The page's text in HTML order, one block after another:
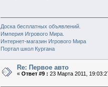
Доска бесплатных объявлений.
Империя Игрового Мира.
Интернет-магазин Игрового Мира
Портал школ Кургана
Re: Первое авто
« Ответ #9 : 23 Марта 2011,